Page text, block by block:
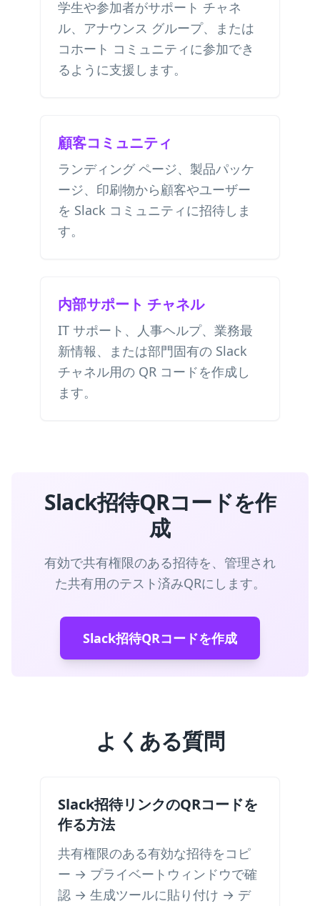
学生や参加者がサポート チャネ
ル、アナウンス グループ、または
コホート コミュニティに参加でき
るように支援します。
顧客コミュニティ
ランディング ページ、製品パッケ
ージ、印刷物から顧客やユーザー
を Slack コミュニティに招待しま
す。
内部サポート チャネル
IT サポート、人事ヘルプ、業務最
新情報、または部門固有の Slack
チャネル用の QR コードを作成し
ます。
Slack招待QRコードを作
成
有効で共有権限のある招待を、管理され
た共有用のテスト済みQRにします。
Slack招待QRコードを作成
よくある質問
Slack招待リンクのQRコードを
作る方法
共有権限のある有効な招待をコピ
ー → プライベートウィンドウで確
認 → 生成ツールに貼り付け → デ